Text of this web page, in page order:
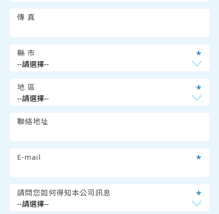
傳 真
縣 市 *
地 區 *
聯絡地址
E-mail *
請問您如何得知本公司訊息 *